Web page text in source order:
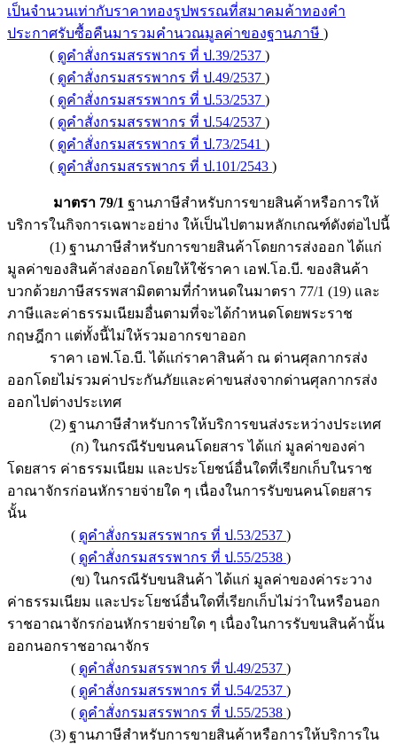
เป็นจำนวนเท่ากับราคาทองรูปพรรณที่สมาคมค้าทองคำ
ประกาศรับซื้อคืนมารวมคำนวณมูลค่าของฐานภาษี )
( ดูคำสั่งกรมสรรพากร ที่ ป.39/2537 )
( ดูคำสั่งกรมสรรพากร ที่ ป.49/2537 )
( ดูคำสั่งกรมสรรพากร ที่ ป.53/2537 )
( ดูคำสั่งกรมสรรพากร ที่ ป.54/2537 )
( ดูคำสั่งกรมสรรพากร ที่ ป.73/2541 )
( ดูคำสั่งกรมสรรพากร ที่ ป.101/2543 )
มาตรา 79/1 ฐานภาษีสำหรับการขายสินค้าหรือการให้
บริการในกิจการเฉพาะอย่าง ให้เป็นไปตามหลักเกณฑ์ดังต่อไปนี้
(1) ฐานภาษีสำหรับการขายสินค้าโดยการส่งออก ได้แก่
มูลค่าของสินค้าส่งออกโดยให้ใช้ราคา เอฟ.โอ.บี. ของสินค้า
บวกด้วยภาษีสรรพสามิตตามที่กำหนดในมาตรา 77/1 (19) และ
ภาษีและค่าธรรมเนียมอื่นตามที่จะได้กำหนดโดยพระราช
กฤษฎีกา แต่ทั้งนี้ไม่ให้รวมอากรขาออก
ราคา เอฟ.โอ.บี. ได้แก่ราคาสินค้า ณ ด่านศุลกากรส่ง
ออกโดยไม่รวมค่าประกันภัยและค่าขนส่งจากด่านศุลกากรส่ง
ออกไปต่างประเทศ
(2) ฐานภาษีสำหรับการให้บริการขนส่งระหว่างประเทศ
(ก) ในกรณีรับขนคนโดยสาร ได้แก่ มูลค่าของค่า
โดยสาร ค่าธรรมเนียม และประโยชน์อื่นใดที่เรียกเก็บในราช
อาณาจักรก่อนหักรายจ่ายใด ๆ เนื่องในการรับขนคนโดยสาร
นั้น
( ดูคำสั่งกรมสรรพากร ที่ ป.53/2537 )
( ดูคำสั่งกรมสรรพากร ที่ ป.55/2538 )
(ข) ในกรณีรับขนสินค้า ได้แก่ มูลค่าของค่าระวาง
ค่าธรรมเนียม และประโยชน์อื่นใดที่เรียกเก็บไม่ว่าในหรือนอก
ราชอาณาจักรก่อนหักรายจ่ายใด ๆ เนื่องในการรับขนสินค้านั้น
ออกนอกราชอาณาจักร
( ดูคำสั่งกรมสรรพากร ที่ ป.49/2537 )
( ดูคำสั่งกรมสรรพากร ที่ ป.54/2537 )
( ดูคำสั่งกรมสรรพากร ที่ ป.55/2538 )
(3) ฐานภาษีสำหรับการขายสินค้าหรือการให้บริการใน